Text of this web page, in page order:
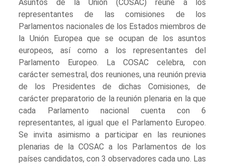
Asuntos de la Unión (COSAC) reúne a los
representantes de las comisiones de los
Parlamentos nacionales de los Estados miembros de
la Unión Europea que se ocupan de los asuntos
europeos, así como a los representantes del
Parlamento Europeo. La COSAC celebra, con
carácter semestral, dos reuniones, una reunión previa
de los Presidentes de dichas Comisiones, de
carácter preparatorio de la reunión plenaria en la que
cada Parlamento nacional cuenta con 6
representantes, al igual que el Parlamento Europeo.
Se invita asimismo a participar en las reuniones
plenarias de la COSAC a los Parlamentos de los
países candidatos, con 3 observadores cada uno. Las